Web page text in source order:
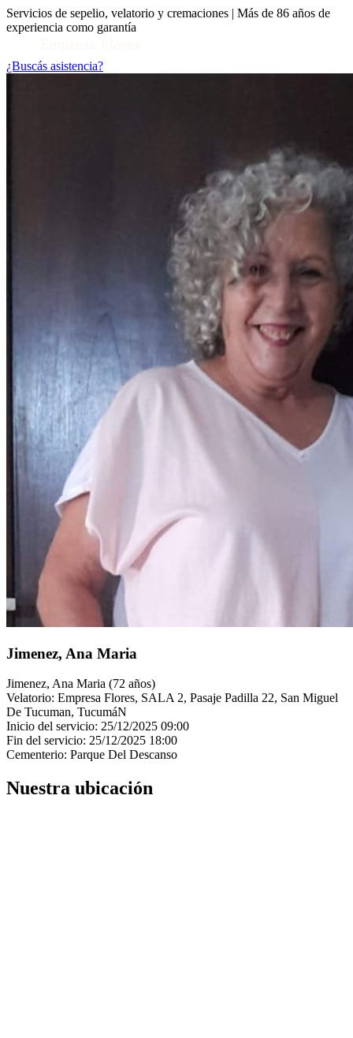
Servicios de sepelio, velatorio y cremaciones | Más de 86 años de
experiencia como garantía
¿Buscás asistencia?
Jimenez, Ana Maria
Jimenez, Ana Maria (72 años)
Velatorio: Empresa Flores, SALA 2, Pasaje Padilla 22, San Miguel
De Tucuman, TucumáN
Inicio del servicio: 25/12/2025 09:00
Fin del servicio: 25/12/2025 18:00
Cementerio: Parque Del Descanso
Nuestra ubicación